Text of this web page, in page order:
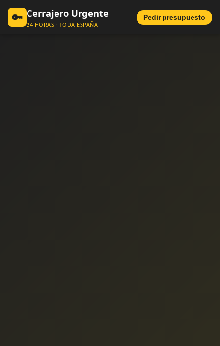
🔑 Cerrajero Urgente
24 HORAS · TODA ESPAÑA
Pedir presupuesto